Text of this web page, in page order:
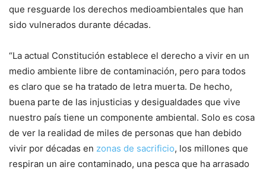
que resguarde los derechos medioambientales que han
sido vulnerados durante décadas.
“La actual Constitución establece el derecho a vivir en un
medio ambiente libre de contaminación, pero para todos
es claro que se ha tratado de letra muerta. De hecho,
buena parte de las injusticias y desigualdades que vive
nuestro país tiene un componente ambiental. Solo es cosa
de ver la realidad de miles de personas que han debido
vivir por décadas en zonas de sacrificio, los millones que
respiran un aire contaminado, una pesca que ha arrasado